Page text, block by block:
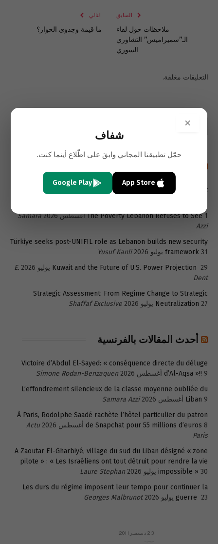
السابق
ملاحظات حول لقاء
الـ”سميراميس” التشاوري
السوري
التالي
ما قيمة وجدوى الحوار؟
التعليقات مغلقة.
A New Exit for Lebanon’s Trapped Depositors- The Beirut
The Poverty Lebanon Refuses to See 1 أغسطس 2026
Samara
Azzi
Türkiye seeks post-UNIFIL role as Lebanon builds new security
framework 31 يوليو 2026
Yusuf Kanli
Kuwait and the Future of U.S. Power Projection 29 يوليو 2026
E.
Dent
Strategic Assessment: From Regime Change to Strategic
Neutralization 27 يوليو 2026 Shaffaf Exclusive
أحدث المقالات بالفرنسية
Victoire d’Abdul El-Sayed: « conséquence directe du déluge
d’Al-Aqsa »!! 9 أغسطس 2026
Simone Rodan-Benzaquen
L’effondrement silencieux de la classe moyenne oubliée du
Liban 9 أغسطس 2026
Samara Azzi
À Paris, Rodolphe Saadé rachète l’hôtel particulier du patron
de Snapchat pour 55 millions d’euros 8 أغسطس 2026
Actu
Paris
A Zaoutar El-Gharbiyé, village du sud du Liban désigné « zone
pilote » : « Les Israéliens ont tout détruit pour rendre la vie
impossible » 30 يوليو 2026
Laure Stephan
Les durs du régime imposent leur tempo pour continuer la
guerre 23 يوليو 2026 Georges Malbrunot
23 ديسمبر 2011
×
شفاف
حمّل تطبيقنا المجاني وابقَ على اطّلاع أينما كنت.
App Store
Google Play